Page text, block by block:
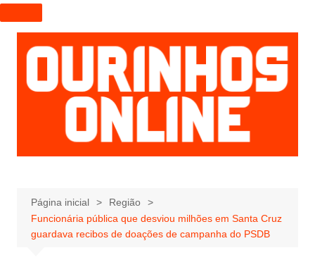
I
r
p
a
r
a
e
ú
d
Página inicial
Região
Funcionária pública que desviou milhões em Santa Cruz
guardava recibos de doações de campanha do PSDB